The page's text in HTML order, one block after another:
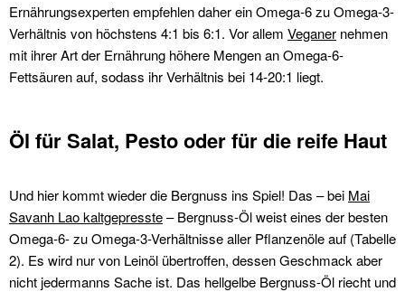
Ernährungsexperten empfehlen daher ein Omega-6 zu Omega-3-
Verhältnis von höchstens 4:1 bis 6:1. Vor allem Veganer nehmen
mit ihrer Art der Ernährung höhere Mengen an Omega-6-
Fettsäuren auf, sodass ihr Verhältnis bei 14-20:1 liegt.
Öl für Salat, Pesto oder für die reife Haut
Und hier kommt wieder die Bergnuss ins Spiel! Das – bei Mai
Savanh Lao kaltgepresste– Bergnuss-Öl weist eines der besten
Omega-6- zu Omega-3-Verhältnisse aller Pflanzenöle auf (Tabelle
2). Es wird nur von Leinöl übertroffen, dessen Geschmack aber
nicht jedermanns Sache ist. Das hellgelbe Bergnuss-Öl riecht und